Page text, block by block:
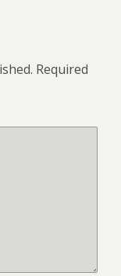
Required